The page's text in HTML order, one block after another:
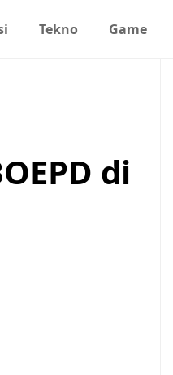
Tekno Game
di